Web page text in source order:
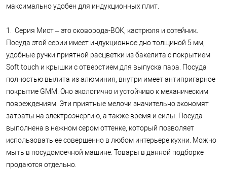
максимально удобен для индукционных плит.
1. Серия Мист – это сковорода-ВОК, кастрюля и сотейник.
Посуда этой серии имеет индукционное дно толщиной 5 мм,
удобные ручки приятной расцветки из бакелита с покрытием
Soft touch и крышки с отверстием для выпуска пара. Посуда
полностью вылита из алюминия, внутри имеет антипригарное
покрытие GMM. Оно экологично и устойчиво к механическим
повреждениям. Эти приятные мелочи значительно экономят
затраты на электроэнергию, а также время и силы. Посуда
выполнена в нежном сером оттенке, который позволяет
использовать ее совершенно в любом интерьере кухни. Можно
мыть в посудомоечной машине. Товары в данной подборке
продаются отдельно.